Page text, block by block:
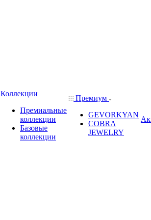
Коллекции
Премиальные
коллекции
Базовые
коллекции
Премиум
GEVORKYAN
COBRA
JEWELRY